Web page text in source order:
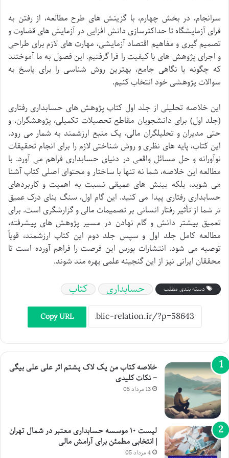
سرانجام، در بخش چهارم، با گزینش های طرح مطالعه، از رفتن به
فرای آزمایشگاه تا حداکثرسازی دانش افزایی در آزمایش های قضاوت و
تصمیم گیری و مفاهیم اقتصاد آزمایشی، مهارت های لازم برای طراحی
و اجرای پژوهش های با کیفیت را فرا گرفتیم. این فصول به ما آموختند
که چگونه با نگاهی جامع، بهترین روش شناسی را برای پاسخ به
سوالات پژوهشی خود انتخاب کنیم.
این خلاصه تحلیلی از جلد اول کتاب پژوهش های حسابداری رفتاری
(جلد اول) برای دانشجویان مقاطع تحصیلات تکمیلی، پژوهشگران، و
حتی مدیران و تحلیلگران مالی، یک منبع ارزشمند به شمار می رود.
این کتاب، پایه های نظری و روش شناختی لازم را برای انجام تحقیقات
نوآورانه و حل مسائل واقعی در دنیای حسابداری فراهم می آورد. با
مطالعه این خلاصه، شما نه تنها با ساختار و محتوای اصلی کتاب آشنا
می شوید، بلکه بینش های عمیقی نسبت به اهمیت و کاربردهای
حسابداری رفتاری پیدا می کنید. این گام اول، سنگ بنای درک عمیق
تر شما از تأثیر رفتار انسانی بر تصمیمات مالی و گزارشگری است. برای
تعمیق بیشتر دانش و گام نهادن در مسیر پژوهش های پیشرفته،
مطالعه کامل جلد اول و سپس جلد دوم این کتاب ارزشمند، قویاً
توصیه می شود. انتشارات بورس این فرصت را فراهم آورده است تا
محققان ایرانی نیز از این گنجینه علمی بهره مند شوند.
دسته بندی مطلب حسابداری کتاب
Copy URL
خلاصه کتاب من یک لاک پشتم اثر علی علی بیگی
– نکات کلیدی
13 مرداد 05
لیست ۱۰ موسسه حسابداری معتبر در شمال تهران
| انتخابی مطمئن برای آرامش مالی
4 مرداد 05